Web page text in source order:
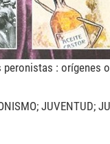
: orígenes
JUVENTUD;